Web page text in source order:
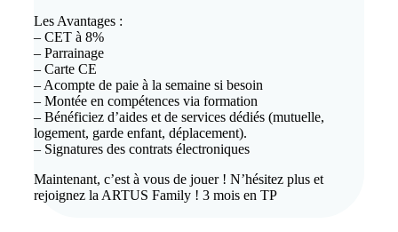
Les Avantages :
– CET à 8%
– Parrainage
– Carte CE
– Acompte de paie à la semaine si besoin
– Montée en compétences via formation
– Bénéficiez d’aides et de services dédiés (mutuelle,
logement, garde enfant, déplacement).
– Signatures des contrats électroniques
Maintenant, c’est à vous de jouer ! N’hésitez plus et
rejoignez la ARTUS Family ! 3 mois en TP